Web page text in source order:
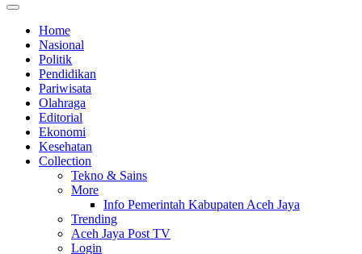
Home
Nasional
Politik
Pendidikan
Pariwisata
Olahraga
Editorial
Ekonomi
Kesehatan
Collection
Tekno & Sains
More
Info Pemerintah Kabupaten Aceh Jaya
Trending
Aceh Jaya Post TV
Login